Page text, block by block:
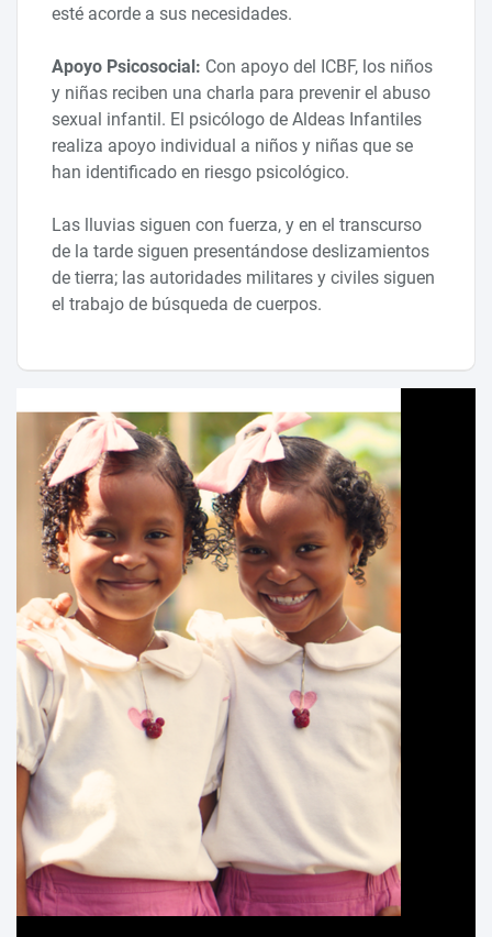
esté acorde a sus necesidades.
Apoyo Psicosocial: Con apoyo del ICBF, los niños
y niñas reciben una charla para prevenir el abuso
sexual infantil. El psicólogo de Aldeas Infantiles
realiza apoyo individual a niños y niñas que se
han identificado en riesgo psicológico.
Las lluvias siguen con fuerza, y en el transcurso
de la tarde siguen presentándose deslizamientos
de tierra; las autoridades militares y civiles siguen
el trabajo de búsqueda de cuerpos.